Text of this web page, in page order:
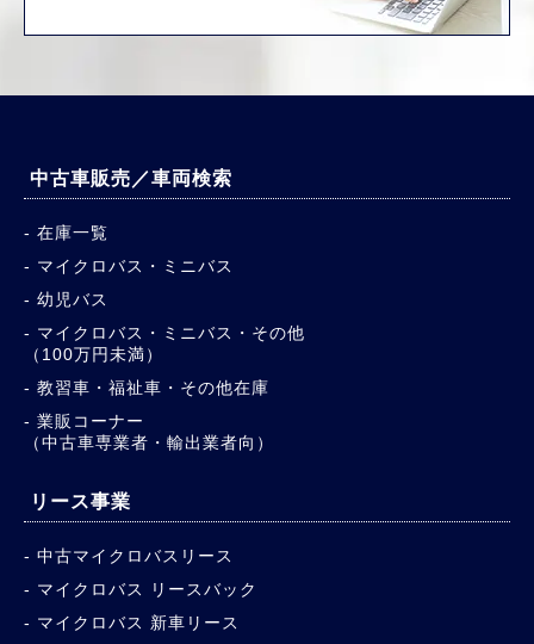
中古車販売／車両検索
在庫一覧
マイクロバス・ミニバス
幼児バス
マイクロバス・ミニバス・その他
（100万円未満）
教習車・福祉車・その他在庫
業販コーナー
（中古車専業者・輸出業者向）
リース事業
中古マイクロバスリース
マイクロバス リースバック
マイクロバス 新車リース